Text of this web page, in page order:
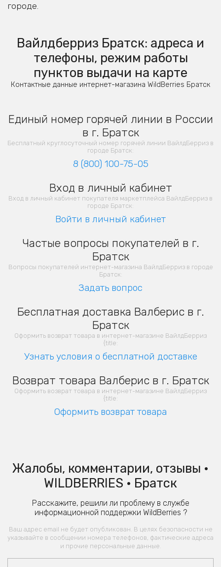
городе.
Вайлдберриз Братск: адреса и
телефоны, режим работы
пунктов выдачи на карте
Контактные данные интернет-магазина WildBerries Братск
Единый номер горячей линии в России
в г. Братск
Бесплатный круглосуточный номер горячей линии ВайлдБерриз в
городе Братск:
8 (800) 100-75-05
Вход в личный кабинет
Вход в личный кабинет покупателя маркетплейса ВайлдБерриз в
городе Братск:
Войти в личный кабинет
Частые вопросы покупателей в г.
Братск
Вопросы покупателей интернет-магазина ВайлдБерриз в городе
Братск:
Задать вопрос
Бесплатная доставка Валберис в г.
Братск
Оформить возврат товара в интернет-магазине ВайлдБерриз
{title:
Узнать условия о бесплатной доставке
Возврат товара Валберис в г. Братск
Оформить возврат товара в интернет-магазине ВайлдБерриз
{title:
Оформить возврат товара
Жалобы, комментарии, отзывы •
WILDBERRIES • Братск
Расскажите, решили ли проблему в службе
информационной поддержки WildBerries ?
Ваш адрес email не будет опубликован. В целях безопасности не
указывайте в сообщении номера телефонов, фактические адреса
и прочие персональные данные.